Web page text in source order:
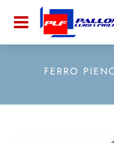
Open
FERRO